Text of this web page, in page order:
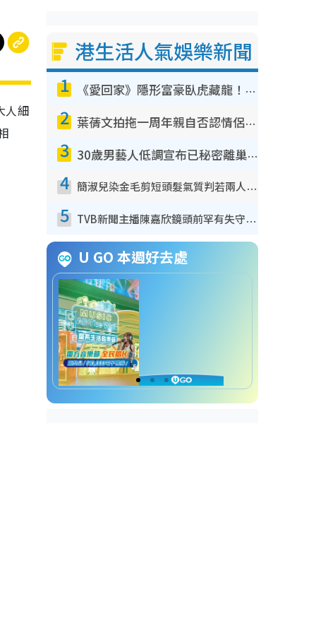
人細
港生活人氣娛樂新聞
1 《愛回家》隱形富豪臥虎藏龍！盤點12位財氣逼人的有錢藝人：呢位靚女3億身家唔憂做
2 葉蒨文拍拖一周年親自否認情侶關係？！被質疑感情造假竟稱GM「普通同事」
3 30歲男藝人低調宣布已秘密離巢！人氣急跌變失蹤人口︰「這幾年過得並不容易」
4 簡淑兒染金毛剪短頭髮氣質判若兩人！嚇壞老公麥大力都認唔出：「你做咩事？」
5 TVB新聞主播陳嘉欣鏡頭前罕有失守！遭林超英一句說話突襲嚇親當場大笑
U GO 本週好去處